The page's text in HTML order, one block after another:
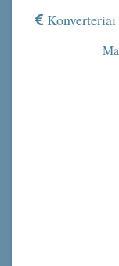
Konverteriai